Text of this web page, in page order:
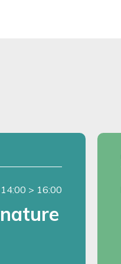
14:00 > 16:00